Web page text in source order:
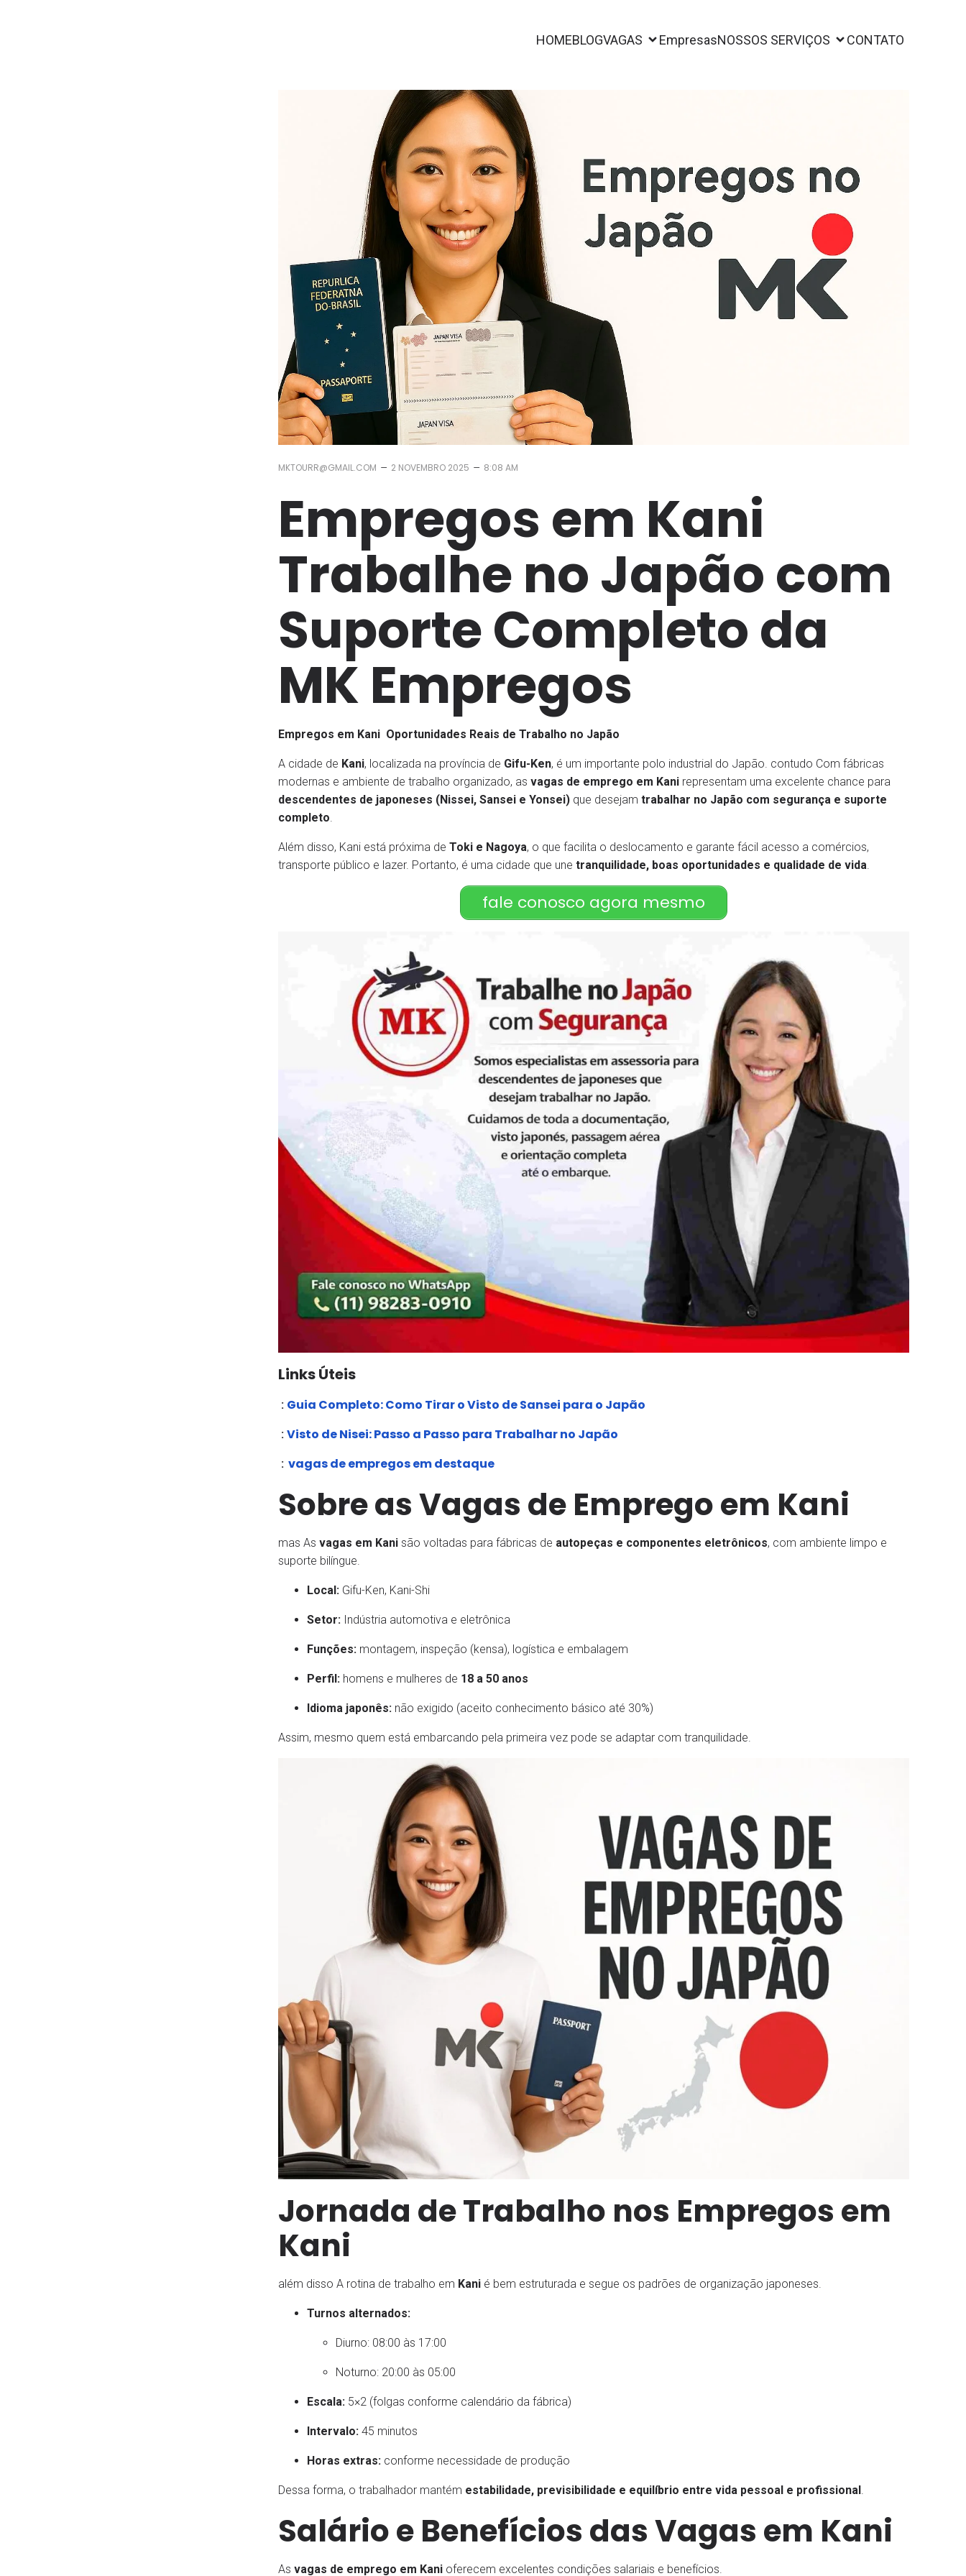
HOMEBLOGVAGAS EmpresasNOSSOS SERVIÇOS CONTATO
MKTOURR@GMAIL.COM – 2 NOVEMBRO 2025 – 8:08 AM
Empregos em Kani
Trabalhe no Japão com
Suporte Completo da
MK Empregos
Empregos em Kani Oportunidades Reais de Trabalho no Japão
A cidade de Kani, localizada na província de Gifu-Ken, é um importante polo industrial do Japão. contudo Com fábricas
modernas e ambiente de trabalho organizado, as vagas de emprego em Kani representam uma excelente chance para
descendentes de japoneses (Nissei, Sansei e Yonsei) que desejam trabalhar no Japão com segurança e suporte
completo.
Além disso, Kani está próxima de Toki e Nagoya, o que facilita o deslocamento e garante fácil acesso a comércios,
transporte público e lazer. Portanto, é uma cidade que une tranquilidade, boas oportunidades e qualidade de vida.
fale conosco agora mesmo
Links Úteis
: Guia Completo: Como Tirar o Visto de Sansei para o Japão
: Visto de Nisei: Passo a Passo para Trabalhar no Japão
: vagas de empregos em destaque
Sobre as Vagas de Emprego em Kani
mas As vagas em Kani são voltadas para fábricas de autopeças e componentes eletrônicos, com ambiente limpo e
suporte bilíngue.
Local: Gifu-Ken, Kani-Shi
Setor: Indústria automotiva e eletrônica
Funções: montagem, inspeção (kensa), logística e embalagem
Perfil: homens e mulheres de 18 a 50 anos
Idioma japonês: não exigido (aceito conhecimento básico até 30%)
Assim, mesmo quem está embarcando pela primeira vez pode se adaptar com tranquilidade.
Jornada de Trabalho nos Empregos em
Kani
além disso A rotina de trabalho em Kani é bem estruturada e segue os padrões de organização japoneses.
Turnos alternados:
Diurno: 08:00 às 17:00
Noturno: 20:00 às 05:00
Escala: 5×2 (folgas conforme calendário da fábrica)
Intervalo: 45 minutos
Horas extras: conforme necessidade de produção
Dessa forma, o trabalhador mantém estabilidade, previsibilidade e equilíbrio entre vida pessoal e profissional
Salário e Benefícios das Vagas em Kani
As vagas de emprego em Kani oferecem excelentes condições salariais e benefícios.